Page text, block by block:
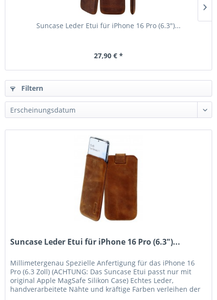
Suncase Leder Etui für iPhone 16 Pro (6.3")...
27,90 € *
Filtern
Suncase Leder Etui für iPhone 16 Pro (6.3")...
Millimetergenau Spezielle Anfertigung für das iPhone 16
Pro (6.3 Zoll) (ACHTUNG: Das Suncase Etui passt nur mit
original Apple MagSafe Silikon Case) Echtes Leder,
handverarbeitete Nähte und kräftige Farben verleihen der